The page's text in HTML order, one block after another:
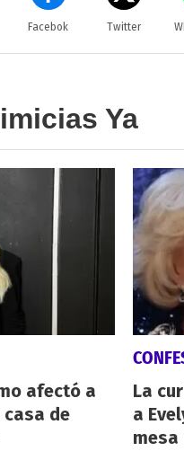
Facebok Twitter
Ya
afectó a
de
La
a
mesa